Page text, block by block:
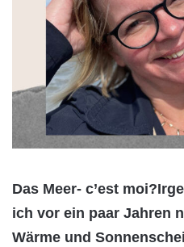
Das Meer- c’est
ich vor ein paar Jahren
Wärme und